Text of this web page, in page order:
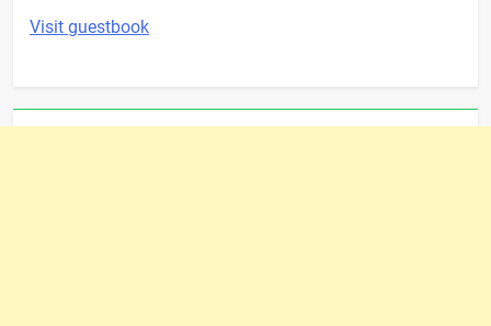
Visit guestbook